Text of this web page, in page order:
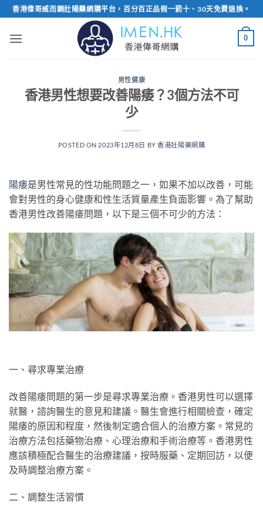
Skip
to
content
香港偉哥威而鋼壯陽藥網購平台，百分百正品假一罰十、30天免費退換。
0
男性健康
香港男性想要改善陽痿？3個方法不可
少
POSTED ON 2023年12月8日 BY香港壯陽藥網購
陽痿是男性常見的性功能問題之一，如果不加以改善，可能
會對男性的身心健康和性生活質量產生負面影響。為了幫助
香港男性改善陽痿問題，以下是三個不可少的方法：
一、尋求專業治療
改善陽痿問題的第一步是尋求專業治療。香港男性可以選擇
就醫，諮詢醫生的意見和建議。醫生會進行相關檢查，確定
陽痿的原因和程度，然後制定適合個人的治療方案。常見的
治療方法包括藥物治療、心理治療和手術治療等。香港男性
應該積極配合醫生的治療建議，按時服藥、定期回訪，以便
及時調整治療方案。
二、調整生活習慣